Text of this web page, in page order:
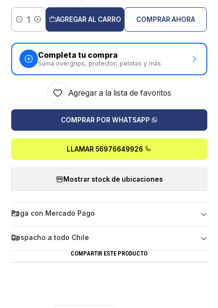
Cantidad
AGREGAR AL CARRO COMPRAR AHORA
Completa tu compra
Suma overgrips, protector, pelotas y más
Agregar a la lista de favoritos
COMPRAR POR WHATSAPP
LLAMAR 56976649926
Mostrar stock de ubicaciones
Paga con Mercado Pago
Despacho a todo Chile
COMPARTIR ESTE PRODUCTO